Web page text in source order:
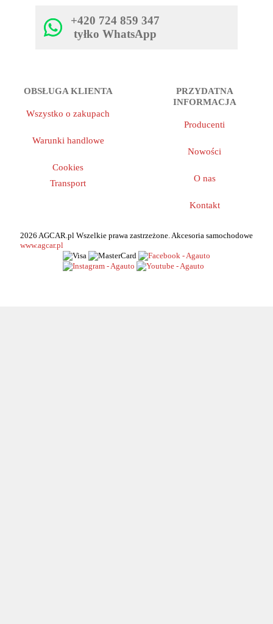
+420 724 859 347
tyłko WhatsApp
OBSŁUGA KLIENTA
Wszystko o zakupach
Warunki handlowe
Cookies
Transport
PRZYDATNA
INFORMACJA
Producenti
Nowości
O nas
Kontakt
2026 AGCAR.pl Wszelkie prawa zastrzeżone. Akcesoria samochodowe
www.agcar.pl